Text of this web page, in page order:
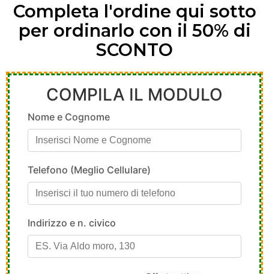
Completa l'ordine qui sotto
per ordinarlo con il 50% di
SCONTO